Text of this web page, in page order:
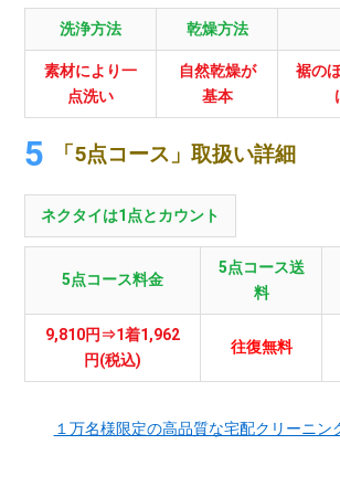
洗浄方法 乾燥方法
素材により一
点洗い
自然乾燥が
基本
裾の
「5点コース」取扱い詳細
ネクタイは1点とカウント
5点コース料金
5点コース送
料
9,810円⇒1着1,962
円(税込)
往復無料
１万名様限定の高品質な宅配クリーニン